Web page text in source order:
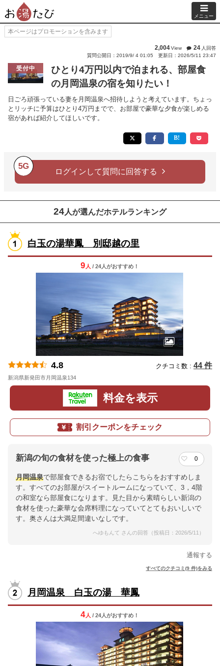
メニュー
本ページはプロモーションを含みます
2,004View 24 人回答
質問公開日：2019/9/ 4 01:05
更新日：2026/5/11 23:47
受付中
ひとり4万円以内で泊まれる、部屋食
の月岡温泉の宿を知りたい！
日ごろ頑張っている妻を月岡温泉へ招待しようと考えています。ちょっ
とリッチに予算はひとり4万円までで、お部屋で豪華な夕食が楽しめる
宿があれば紹介してほしいです。
5G
ログインして質問に回答する
24人が選んだホテルランキング
白玉の湯華鳳 別邸越の里
9 人 / 24人がおすすめ！
4.8 クチコミ数 : 44 件
新潟県新発田市月岡温泉134
料金を表示
割引クーポンをチェック
新潟の旬の食材を使った極上の食事 0
月岡温泉で部屋食できるお宿でしたらこちらをおすすめしま
す。すべてのお部屋がスイートルームになっていて、3，4階
の和室なら部屋食になります。見た目から素晴らしい新潟の
食材を使った豪華な会席料理になっていてとてもおいしいで
す。奥さんは大満足間違いなしです。
へゆもんて さんの回答（投稿日：2026/5/11）
通報する
すべてのクチコミ(9 件)をみる
月岡温泉 白玉の湯 華鳳
4人 / 24人がおすすめ！